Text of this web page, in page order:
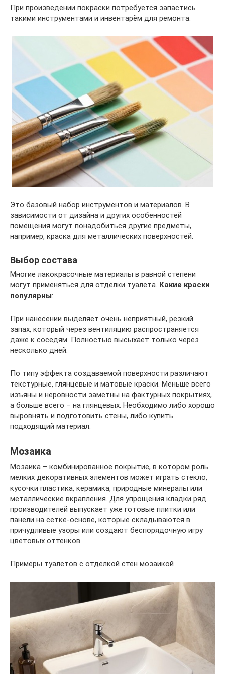
При произведении покраски потребуется запастись
такими инструментами и инвентарём для ремонта:
Это базовый набор инструментов и материалов. В
зависимости от дизайна и других особенностей
помещения могут понадобиться другие предметы,
например, краска для металлических поверхностей.
Выбор состава
Многие лакокрасочные материалы в равной степени
могут применяться для отделки туалета. Какие краски
популярны:
При нанесении выделяет очень неприятный, резкий
запах, который через вентиляцию распространяется
даже к соседям. Полностью высыхает только через
несколько дней.
По типу эффекта создаваемой поверхности различают
текстурные, глянцевые и матовые краски. Меньше всего
изъяны и неровности заметны на фактурных покрытиях,
а больше всего – на глянцевых. Необходимо либо хорошо
выровнять и подготовить стены, либо купить
подходящий материал.
Мозаика
Мозаика – комбинированное покрытие, в котором роль
мелких декоративных элементов может играть стекло,
кусочки пластика, керамика, природные минералы или
металлические вкрапления. Для упрощения кладки ряд
производителей выпускает уже готовые плитки или
панели на сетке-основе, которые складываются в
причудливые узоры или создают беспорядочную игру
цветовых оттенков.
Примеры туалетов с отделкой стен мозаикой